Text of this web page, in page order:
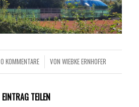
0 KOMMENTARE
/ VON WIEBKE ERNHOFER
EINTRAG TEILEN